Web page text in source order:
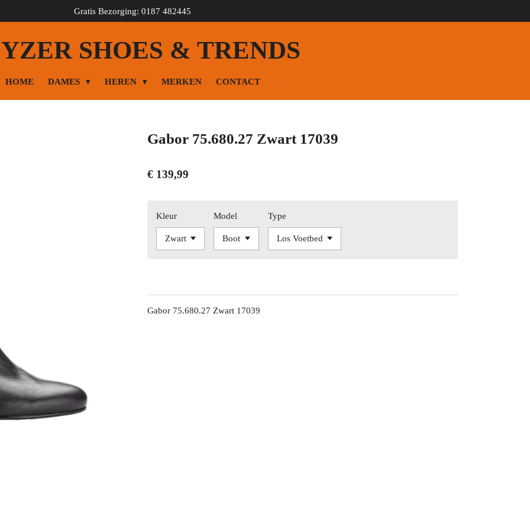
Gratis Bezorging: 0187 482445
SHOES & TRENDS
HOME DAMES HEREN MERKEN CONTACT
Gabor 75.680.27 Zwart 17039
€ 139,99
Kleur Model Type
Gabor 75.680.27 Zwart 17039